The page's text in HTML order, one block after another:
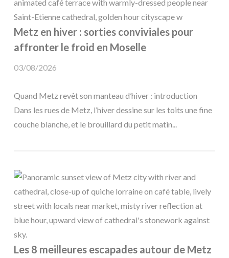
Metz en hiver : sorties conviviales pour
affronter le froid en Moselle
03/08/2026
Quand Metz revêt son manteau d’hiver : introduction
Dans les rues de Metz, l’hiver dessine sur les toits une fine
couche blanche, et le brouillard du petit matin...
Les 8 meilleures escapades autour de Metz